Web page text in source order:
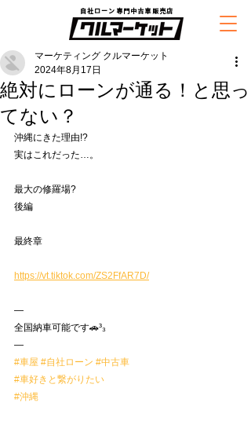
自社ローン専門中古車販売店
絶対にローンが通る！と思っ
てない？
マーケティング クルマーケット
2024年8月17日
沖縄にきた理由!?
実はこれだった…。
最大の修羅場?
後編
最終章
https://vt.tiktok.com/ZS2FfAR7D/
—
全国納車可能です🚗³₃
—
#車屋 #自社ローン #中古車
#車好きと繋がりたい
#沖縄